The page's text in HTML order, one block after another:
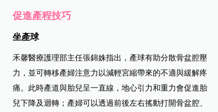
促進產程技巧
坐產球
禾馨醫療護理部主任張錦姝指出，產球有助分散骨盆腔壓
力，並可轉移產婦注意力以減輕宮縮帶來的不適與緩解疼
痛。此時產道與胎兒呈一直線，地心引力和重力會促進胎
兒下降及迴轉；產婦可以透過前後左右搖動打開骨盆腔、